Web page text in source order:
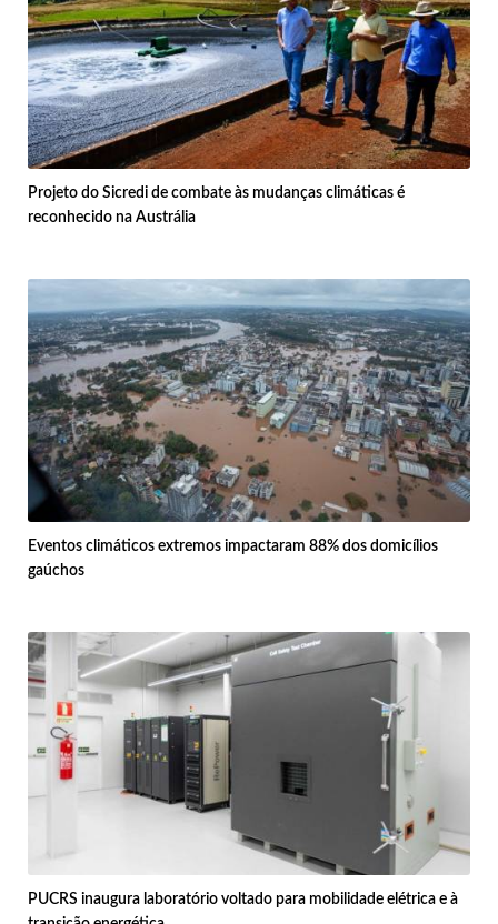
Projeto do Sicredi de combate às mudanças climáticas é
reconhecido na Austrália
Eventos climáticos extremos impactaram 88% dos domicílios
gaúchos
PUCRS inaugura laboratório voltado para mobilidade elétrica e à